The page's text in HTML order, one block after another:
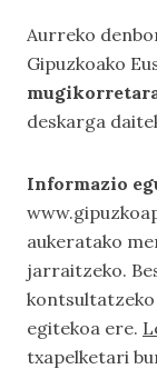
Aurreko
Gipuzkoako
deskarga
Informazio
aukeratako
jarraitzeko.
kontsultatzeko
egitekoa ere.
txapelketari